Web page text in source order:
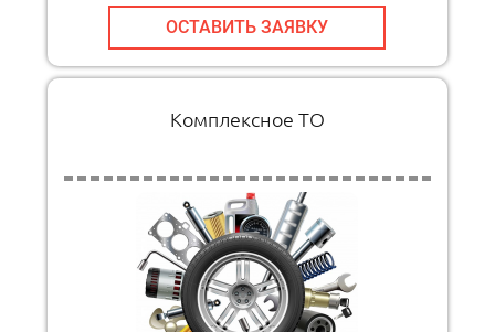
ОСТАВИТЬ ЗАЯВКУ
Комплексное ТО